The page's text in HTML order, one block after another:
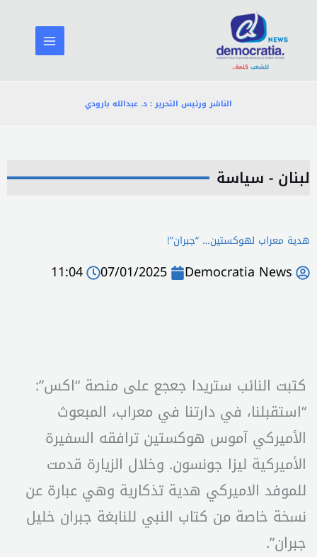
المحتوى
الناشر ورئيس التحرير : د. عبدالله بارودي
لبنان - سياسة
هدية معراب لهوكستين… “جبران”!
Democratia News
07/01/2025
11:04
كتبت النائب ستريدا جعجع على منصة “اكس”:
“استقبلنا، في دارتنا في معراب، المبعوث
الأميركي آموس هوكستين ترافقه السفيرة
الأميركية ليزا جونسون. وخلال الزيارة قدمت
للموفد الاميركي هدية تذكارية وهي عبارة عن
نسخة خاصة من كتاب النبي للنابغة جبران خليل
جبران”.